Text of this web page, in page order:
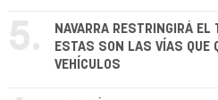
5.
NAVARRA RESTRINGIRÁ
ESTAS SON LAS VÍAS QUE
VEHÍCULOS